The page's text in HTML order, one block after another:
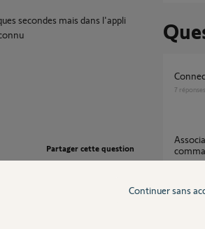
secondes mais dans l'appli
Partager cette question
7 réponses
Association izymo on/off et module
Continuer sans